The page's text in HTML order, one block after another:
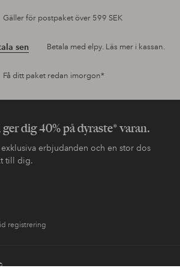
Gäller för postpaket över 599 SEK
sen Betala med elpy. Läs mer i kassan.
Få ditt paket redan imorgon*
dig 40% på dyraste* varan.
erbjudanden och en stor dos
till dig.
registrering